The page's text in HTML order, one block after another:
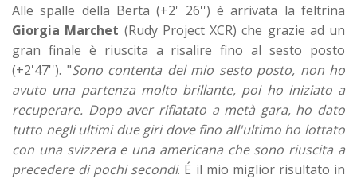
Alle spalle della Berta (+2' 26'') è arrivata la feltrina
Giorgia Marchet (Rudy Project XCR) che grazie ad un
gran finale è riuscita a risalire fino al sesto posto
(+2'47''). "Sono contenta del mio sesto posto, non ho
avuto una partenza molto brillante, poi ho iniziato a
recuperare. Dopo aver rifiatato a metà gara, ho dato
tutto negli ultimi due giri dove fino all'ultimo ho lottato
con una svizzera e una americana che sono riuscita a
precedere di pochi secondi. É il mio miglior risultato in